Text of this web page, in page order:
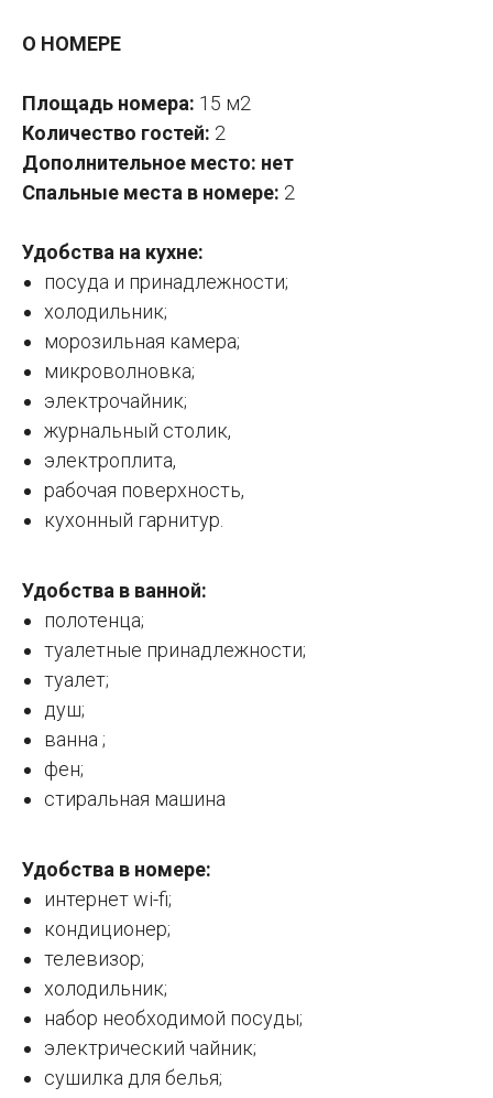
О НОМЕРЕ
Площадь номера: 15 м2
Количество гостей: 2
Дополнительное место: нет
Спальные места в номере: 2
Удобства на кухне:
посуда и принадлежности;
холодильник;
морозильная камера;
микроволновка;
электрочайник;
журнальный столик,
электроплита,
рабочая поверхность,
кухонный гарнитур.
Удобства в ванной:
полотенца;
туалетные принадлежности;
туалет;
душ;
ванна ;
фен;
стиральная машина
Удобства в номере:
интернет wi-fi;
кондиционер;
телевизор;
холодильник;
набор необходимой посуды;
электрический чайник;
сушилка для белья;